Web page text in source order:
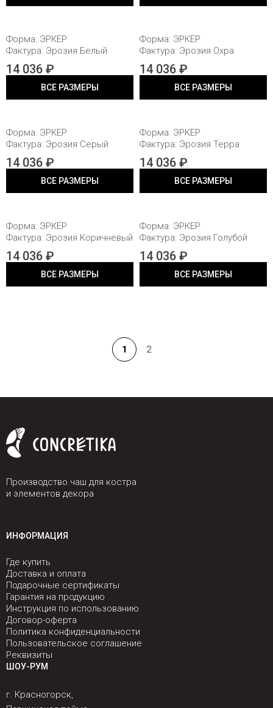
Форма: ЭРКЕР
Фактура: Эрозия Белый
14 036 ₽
ВСЕ РАЗМЕРЫ
Форма: ЭРКЕР
Фактура: Эрозия Охра
14 036 ₽
ВСЕ РАЗМЕРЫ
Форма: ЭРКЕР
Фактура: Эрозия Серый
14 036 ₽
ВСЕ РАЗМЕРЫ
Форма: ЭРКЕР
Фактура: Эрозия Терра
14 036 ₽
ВСЕ РАЗМЕРЫ
Форма: ЭРКЕР
Фактура: Эрозия Коричневый
14 036 ₽
ВСЕ РАЗМЕРЫ
Форма: ЭРКЕР
Фактура: Эрозия Голубой
14 036 ₽
ВСЕ РАЗМЕРЫ
1 2
Производство чаш для костра
и элементов декора
ИНФОРМАЦИЯ
Где купить
Доставка и оплата
Подарочные сертификаты
Гарантия на продукцию
Инструкция по использованию
Договор-оферта
Политика конфиденциальности
Пользовательское соглашение
Реквизиты
ШОУ-РУМ
г. Красногорск,